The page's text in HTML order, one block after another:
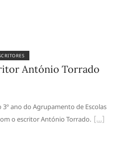
António Torrado
ano do Agrupamento de Escolas
o escritor António Torrado.